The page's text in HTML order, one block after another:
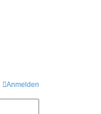
Anmelden